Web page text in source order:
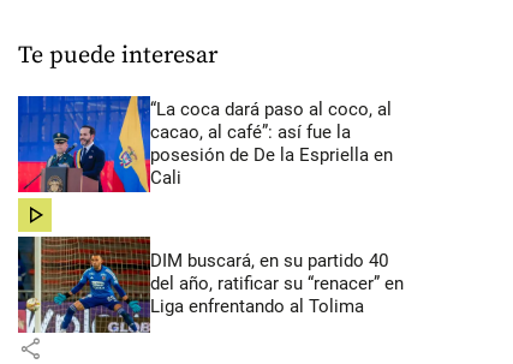
Te puede interesar
“La coca dará paso al coco, al
cacao, al café”: así fue la
posesión de De la Espriella en
Cali
share
DIM buscará, en su partido 40
del año, ratificar su “renacer” en
Liga enfrentando al Tolima
share